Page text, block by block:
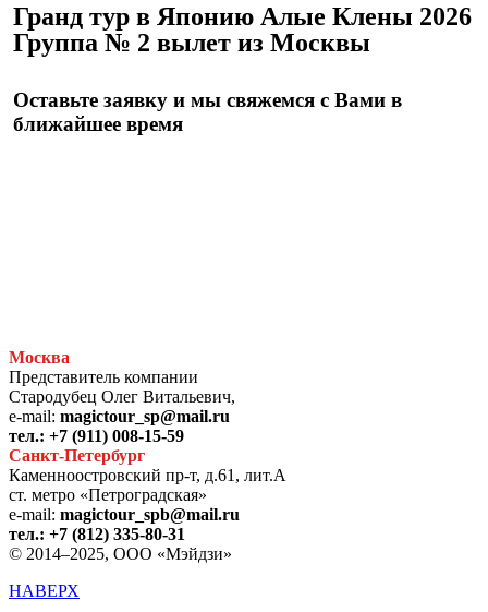
Гранд тур в Японию Алые Клены 2026
Группа № 2 вылет из Москвы
Оставьте заявку и мы свяжемся с Вами в
ближайшее время
Москва
Представитель компании
Стародубец Олег Витальевич,
e-mail: magictour_sp@mail.ru
тел.: +7 (911) 008-15-59
Санкт-Петербург
Каменноостровский пр-т, д.61, лит.А
ст. метро «Петроградская»
e-mail: magictour_spb@mail.ru
тел.: +7 (812) 335-80-31
© 2014–2025, ООО «Мэйдзи»
НАВЕРХ